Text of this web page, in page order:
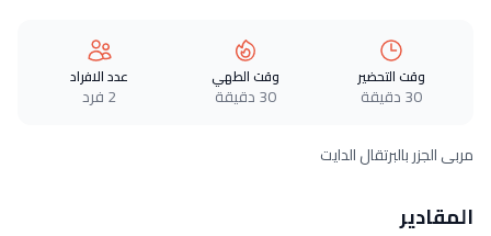
وقت التحضير
30 دقيقة
وقت الطهي
30 دقيقة
عدد الافراد
2 فرد
مربى الجزر بالبرتقال الدايت
المقادير